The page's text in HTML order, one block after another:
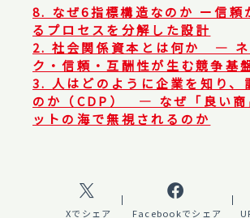
8. なぜ6指標構造なのか ー信頼
るプロセスを分解した設計
2. 社会関係資本とは何か ― ネ
ク・信頼・互酬性が生む競争基
3. 人はどのように企業を知り、
のか（CDP） ― なぜ「良い商
ットの海で無視されるのか
Xでシェア Facebookでシェア